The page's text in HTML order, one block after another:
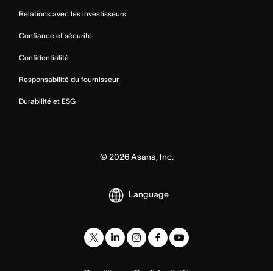
Relations avec les investisseurs
Confiance et sécurité
Confidentialité
Responsabilité du fournisseur
Durabilité et ESG
© 2026Asana, Inc.
Language